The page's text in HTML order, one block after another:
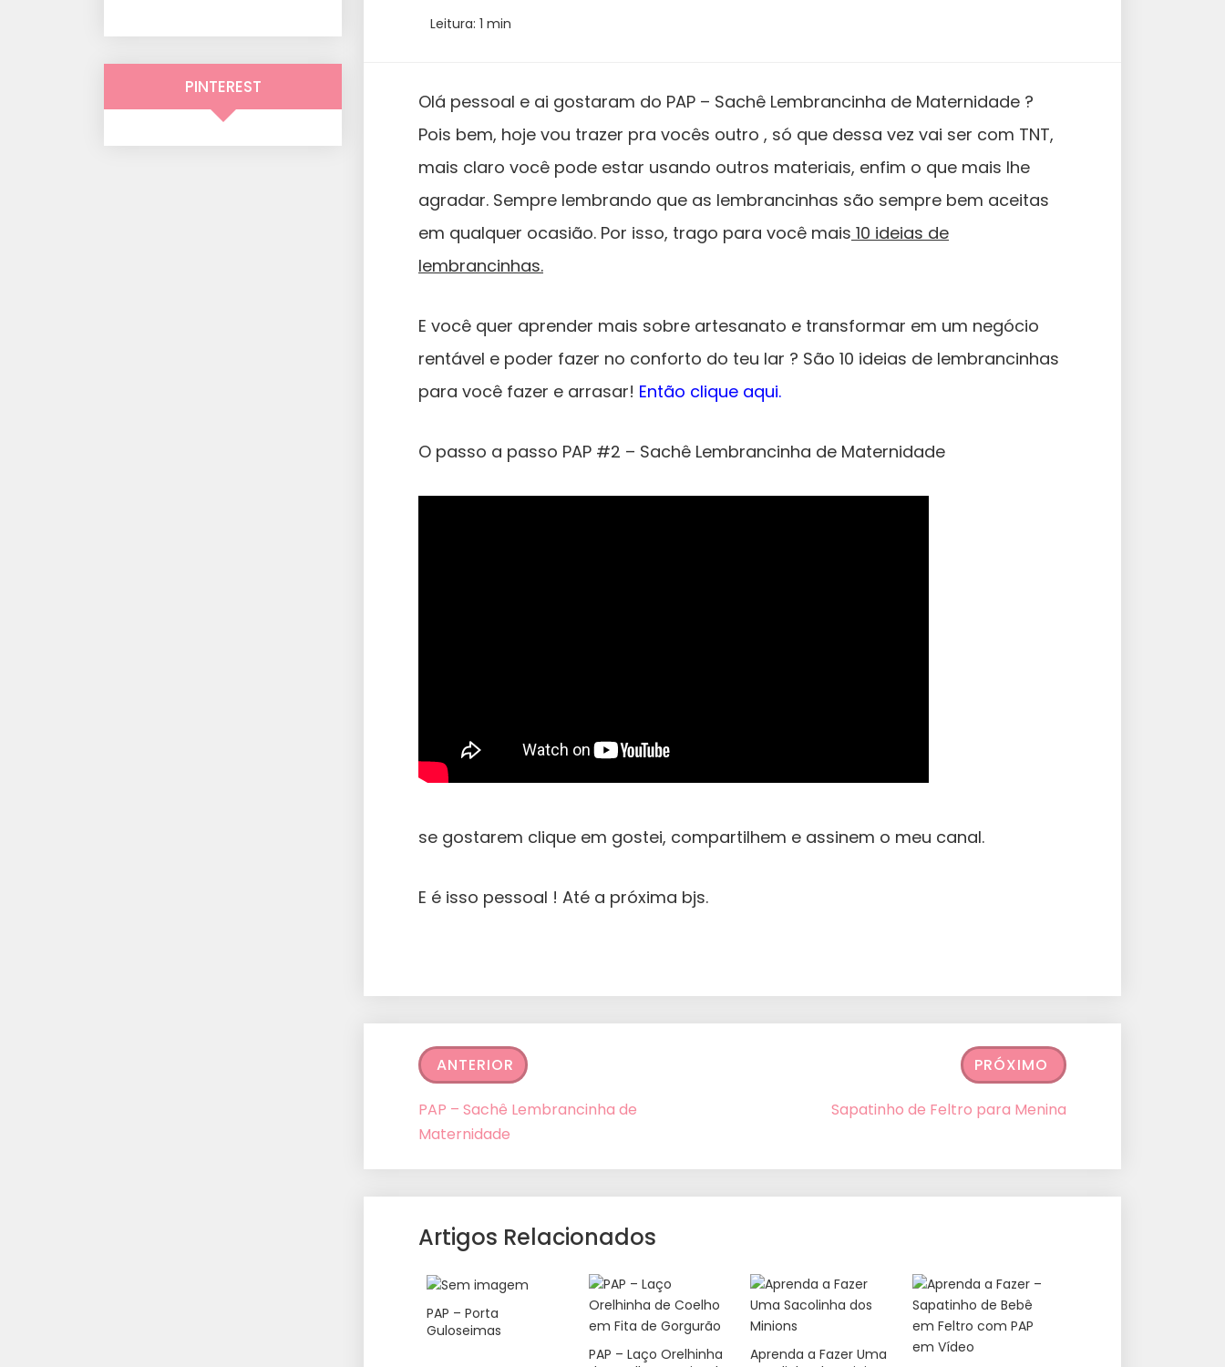
Leitura: 1 min
Olá pessoal e ai gostaram do PAP – Sachê Lembrancinha de Maternidade ?
Pois bem, hoje vou trazer pra vocês outro , só que dessa vez vai ser com TNT,
mais claro você pode estar usando outros materiais, enfim o que mais lhe
agradar. Sempre lembrando que as lembrancinhas são sempre bem aceitas
em qualquer ocasião. Por isso, trago para você mais 10 ideias de
lembrancinhas.
E você quer aprender mais sobre artesanato e transformar em um negócio
rentável e poder fazer no conforto do teu lar ? São 10 ideias de lembrancinhas
para você fazer e arrasar! Então clique aqui.
O passo a passo PAP #2 – Sachê Lembrancinha de Maternidade
se gostarem clique em gostei, compartilhem e assinem o meu canal.
E é isso pessoal ! Até a próxima bjs.
ANTERIOR
PAP – Sachê Lembrancinha de
Maternidade
PRÓXIMO
Sapatinho de Feltro para Menina
Artigos Relacionados
PAP – Porta
Guloseimas
PAP – Laço Orelhinha
Aprenda a Fazer Uma
PINTEREST